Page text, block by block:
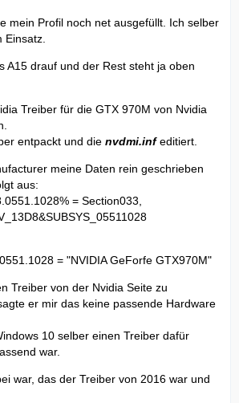
mein Profil noch net ausgefüllt. Ich selber
Einsatz.
A15 drauf und der Rest steht ja oben
Treiber für die GTX 970M von Nvidia
entpackt und die nvdmi.infeditiert.
meine Daten rein geschrieben
aus:
= Section033,
= "NVIDIA GeForfe GTX970M"
Treiber von der Nvidia Seite zu
er mir das keine passende Hardware
10 selber einen Treiber dafür
war.
war, das der Treiber von 2016 war und